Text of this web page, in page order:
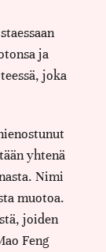
ja
joka
yhtenä
Nimi
muotoa.
joiden
Feng